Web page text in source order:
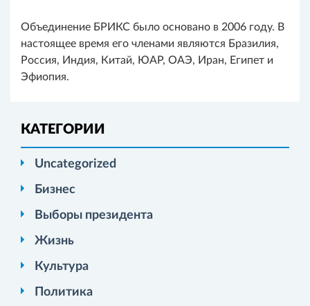
Объединение БРИКС было основано в 2006 году. В
настоящее время его членами являются Бразилия,
Россия, Индия, Китай, ЮАР, ОАЭ, Иран, Египет и
Эфиопия.
КАТЕГОРИИ
Uncategorized
Бизнес
Выборы президента
Жизнь
Культура
Политика